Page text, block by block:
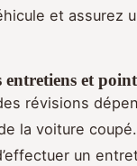
et assurez
entretiens et
révisions
la voiture
un